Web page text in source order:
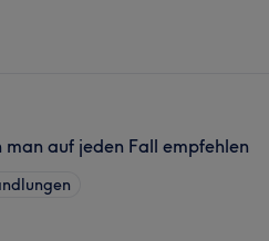
man auf jeden Fall empfehlen